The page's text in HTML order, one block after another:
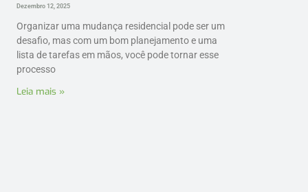
Dezembro 12, 2025
Organizar uma mudança residencial pode ser um
desafio, mas com um bom planejamento e uma
lista de tarefas em mãos, você pode tornar esse
processo
Leia mais »